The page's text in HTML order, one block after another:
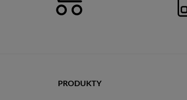
PRODUKTY